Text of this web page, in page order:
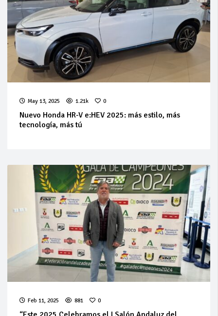
May 13, 2025 1.21k 0
Nuevo Honda HR-V e:HEV 2025: más estilo, más
tecnología, más tú
Feb 11, 2025 881 0